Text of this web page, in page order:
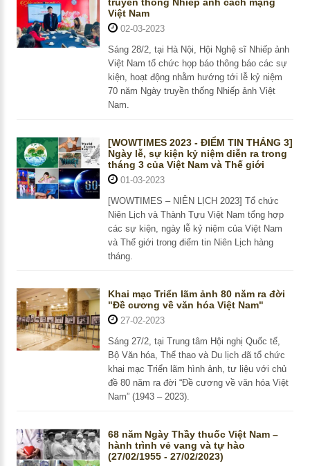
Việt Nam
02-03-2023
Sáng 28/2, tại Hà Nội, Hội Nghệ sĩ Nhiếp ảnh
Việt Nam tổ chức họp báo thông báo các sự
kiện, hoạt động nhằm hướng tới lễ kỷ niệm
70 năm Ngày truyền thống Nhiếp ảnh Việt
Nam.
[WOWTIMES 2023 - ĐIỂM TIN THÁNG 3]
Ngày lễ, sự kiện kỷ niệm diễn ra trong
tháng 3 của Việt Nam và Thế giới
01-03-2023
[WOWTIMES – NIÊN LỊCH 2023] Tổ chức
Niên Lịch và Thành Tựu Việt Nam tổng hợp
các sự kiện, ngày lễ kỷ niệm của Việt Nam
và Thế giới trong điểm tin Niên Lịch hàng
tháng.
Khai mạc Triển lãm ảnh 80 năm ra đời
"Đề cương về văn hóa Việt Nam"
27-02-2023
Sáng 27/2, tại Trung tâm Hội nghị Quốc tế,
Bộ Văn hóa, Thể thao và Du lịch đã tổ chức
khai mạc Triển lãm hình ảnh, tư liệu với chủ
đề 80 năm ra đời “Đề cương về văn hóa Việt
Nam” (1943 – 2023).
68 năm Ngày Thầy thuốc Việt Nam –
hành trình vẻ vang và tự hào
(27/02/1955 - 27/02/2023)